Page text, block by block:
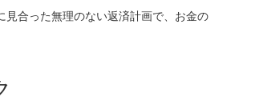
合った無理のない返済計画で、お金の